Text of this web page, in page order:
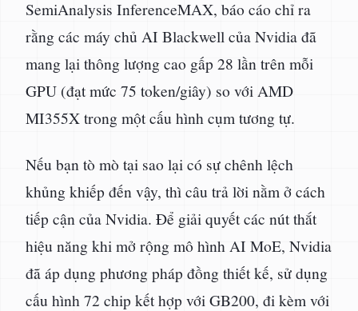
SemiAnalysis InferenceMAX, báo cáo chỉ ra
rằng các máy chủ AI Blackwell của Nvidia đã
mang lại thông lượng cao gấp 28 lần trên mỗi
GPU (đạt mức 75 token/giây) so với AMD
MI355X trong một cấu hình cụm tương tự.
Nếu bạn tò mò tại sao lại có sự chênh lệch
khủng khiếp đến vậy, thì câu trả lời nằm ở cách
tiếp cận của Nvidia. Để giải quyết các nút thắt
hiệu năng khi mở rộng mô hình AI MoE, Nvidia
đã áp dụng phương pháp đồng thiết kế, sử dụng
cấu hình 72 chip kết hợp với GB200, đi kèm với